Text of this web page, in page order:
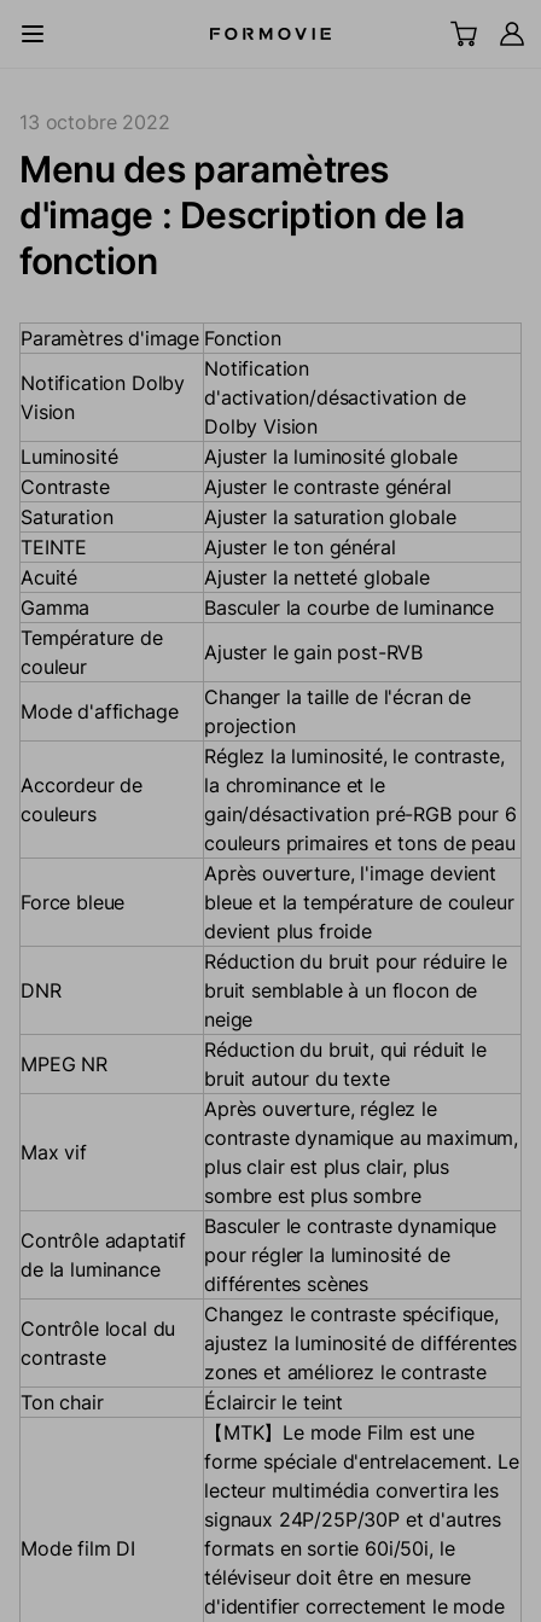
TV laser UST
LCD Projector
Accessoires
Explorer
Support
13 octobre 2022
Menu des paramètres
d'image : Description de la
fonction
Paramètres d'image Fonction
Notification Dolby
Vision
Notification
d'activation/désactivation de
Dolby Vision
Luminosité
Ajuster la luminosité globale
Contraste
Ajuster le contraste général
Saturation
Ajuster la saturation globale
TEINTE
Ajuster le ton général
Acuité
Ajuster la netteté globale
Gamma
Basculer la courbe de luminance
Température de
couleur
Ajuster le gain post-RVB
Mode d'affichage
Changer la taille de l'écran de
projection
Accordeur de
couleurs
Réglez la luminosité, le contraste,
la chrominance et le
gain/désactivation pré-RGB pour 6
couleurs primaires et tons de peau
Force bleue
Après ouverture, l'image devient
bleue et la température de couleur
devient plus froide
DNR
Réduction du bruit pour réduire le
bruit semblable à un flocon de
neige
MPEG NR
Réduction du bruit, qui réduit le
bruit autour du texte
Max vif
Après ouverture, réglez le
contraste dynamique au maximum,
plus clair est plus clair, plus
sombre est plus sombre
Contrôle adaptatif
de la luminance
Basculer le contraste dynamique
pour régler la luminosité de
différentes scènes
Contrôle local du
contraste
Changez le contraste spécifique,
ajustez la luminosité de différentes
zones et améliorez le contraste
Ton chair
Éclaircir le teint
Mode film DI
【MTK】Le mode Film est une
forme spéciale d'entrelacement. Le
lecteur multimédia convertira les
signaux 24P/25P/30P et d'autres
formats en sortie 60i/50i, le
téléviseur doit être en mesure
d'identifier correctement le mode